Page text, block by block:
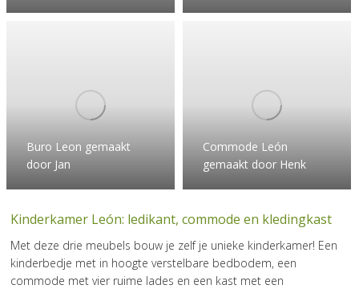
Buro Leon gemaakt
door Jan
Commode León
gemaakt door Henk
Kinderkamer León: ledikant, commode en kledingkast
Met deze drie meubels bouw je zelf je unieke kinderkamer! Een
kinderbedje met in hoogte verstelbare bedbodem, een
commode met vier ruime lades en een kast met een